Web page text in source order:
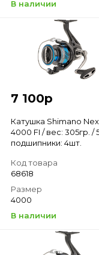
В наличии
7 100р
Катушка Shimano
4000 FI / вес: 305гр. /
подшипники: 4шт.
Код товара
68618
Размер
4000
В наличии